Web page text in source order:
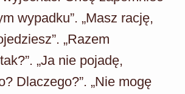
wypadku”. „Masz rację,
„Razem
„Ja nie pojadę,
Dlaczego?”. „Nie mogę